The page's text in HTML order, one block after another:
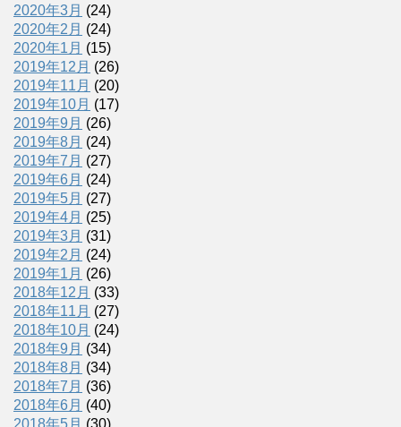
2020年3月 (24)
2020年2月 (24)
2020年1月 (15)
2019年12月 (26)
2019年11月 (20)
2019年10月 (17)
2019年9月 (26)
2019年8月 (24)
2019年7月 (27)
2019年6月 (24)
2019年5月 (27)
2019年4月 (25)
2019年3月 (31)
2019年2月 (24)
2019年1月 (26)
2018年12月 (33)
2018年11月 (27)
2018年10月 (24)
2018年9月 (34)
2018年8月 (34)
2018年7月 (36)
2018年6月 (40)
2018年5月 (30)